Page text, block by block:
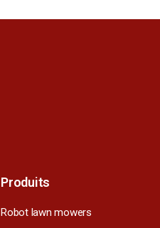
Produits
Robot lawn mowers